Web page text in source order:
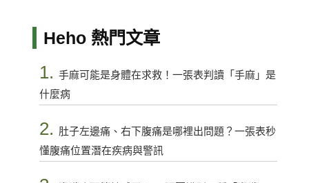
Heho 熱門文章
1. 手麻可能是身體在求救！一張表判讀「手麻」是
什麼病
2. 肚子左邊痛、右下腹痛是哪裡出問題？一張表秒
懂腹痛位置潛在疾病與警訊